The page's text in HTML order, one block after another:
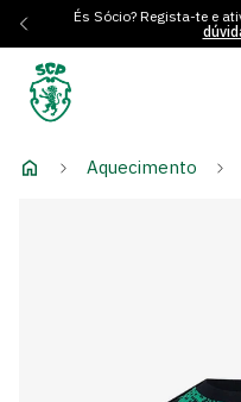
És Sócio? Regista-te e
Aquecimento